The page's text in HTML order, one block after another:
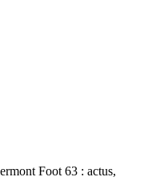
Foot 63 : actus,